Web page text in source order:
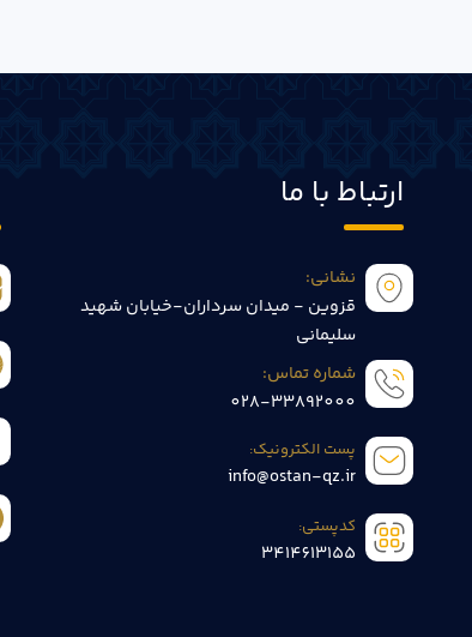
ارتباط با ما
نشانی:
قزوین - میدان سرداران-خیابان شهید
سلیمانی
شماره تماس:
028-33892000
پست الکترونیک:
info@ostan-qz.ir
کدپستی:
3414613155